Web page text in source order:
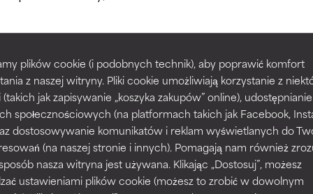
plików cookie (i podobnych technik), aby poprawić komfort
z naszej witryny. Pliki cookie umożliwiają korzystanie z
jak zapisywanie „koszyka zakupów” online),
społecznościowych (na platformach takich jak Facebook,
dostosowywanie komunikatów i reklam wyświetlanych do
(na naszej stronie i innych). Pomagają nam również
nasza witryna jest używana. Klikając „Dostosuj”, możesz
ustawieniami plików cookie (możesz to zrobić w dowolnym
POWRÓT DO WYSZUKIWANIA
to assess ingredients in this dictionary. Regulations
tekstury, stabilności lub penetracji formuły.
ale może mieć problemy estetyczne, stabilności lub inne,
użyteczność.
podrażnienia. Ryzyko wzrasta w połączeniu z innymi
tekstury, stabilności lub penetracji formuły.
ale może mieć problemy estetyczne, stabilności lub inne,
użyteczność.
podrażnienia. Ryzyko wzrasta w połączeniu z innymi